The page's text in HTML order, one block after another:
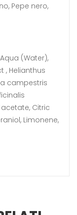
Pepe nero,
(Water),
, Helianthus
campestris
Citric
Limonene,